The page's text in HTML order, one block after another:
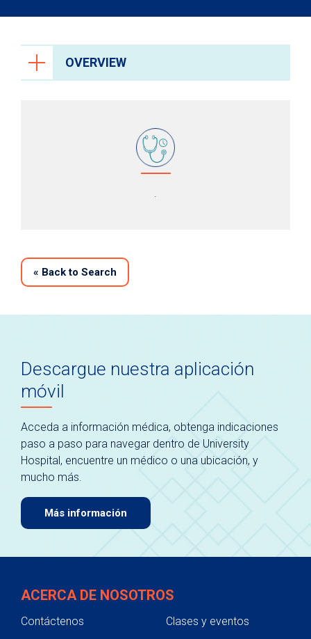
OVERVIEW
.
« Back to Search
Descargue nuestra aplicación
móvil
Acceda a información médica, obtenga indicaciones
paso a paso para navegar dentro de University
Hospital, encuentre un médico o una ubicación, y
mucho más.
Más información
ACERCA DE NOSOTROS
Contáctenos
Clases y eventos